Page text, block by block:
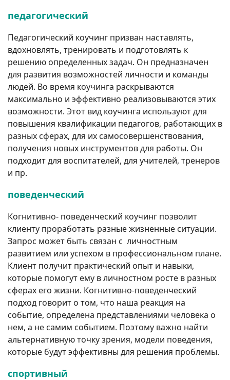
педагогический
Педагогический коучинг призван наставлять,
вдохновлять, тренировать и подготовлять к
решению определенных задач. Он предназначен
для развития возможностей личности и команды
людей. Во время коучинга раскрываются
максимально и эффективно реализовываются этих
возможности. Этот вид коучинга используют для
повышения квалификации педагогов, работающих в
разных сферах, для их самосовершенствования,
получения новых инструментов для работы. Он
подходит для воспитателей, для учителей, тренеров
и пр.
поведенческий
Когнитивно- поведенческий коучинг позволит
клиенту проработать разные жизненные ситуации.
Запрос может быть связан с личностным
развитием или успехом в профессиональном плане.
Клиент получит практический опыт и навыки,
которые помогут ему в личностном росте в разных
сферах его жизни. Когнитивно-поведенческий
подход говорит о том, что наша реакция на
событие, определена представлениями человека о
нем, а не самим событием. Поэтому важно найти
альтернативную точку зрения, модели поведения,
которые будут эффективны для решения проблемы.
спортивный